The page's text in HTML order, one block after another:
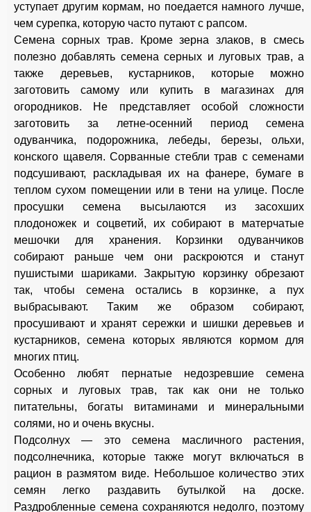
уступает другим кормам, но поедается намного лучше,
чем сурепка, которую часто путают с рапсом.
Семена сорных трав. Кроме зерна злаков, в смесь
полезно добавлять семена серных и луговых трав, а
также деревьев, кустарников, которые можно
заготовить самому или купить в магазинах для
огородников. Не представляет особой сложности
заготовить за летне-осенний период семена
одуванчика, подорожника, лебеды, березы, ольхи,
конского щавеля. Сорванные стебли трав с семенами
подсушивают, раскладывая их на фанере, бумаге в
теплом сухом помещении или в тени на улице. После
просушки семена высылаются из засохших
плодоножек и соцветий, их собирают в матерчатые
мешочки для хранения. Корзинки одуванчиков
собирают раньше чем они раскроются и станут
пушистыми шариками. Закрытую корзинку обрезают
так, чтобы семена остались в корзинке, а пух
выбрасывают. Таким же образом собирают,
просушивают и хранят сережки и шишки деревьев и
кустарников, семена которых являются кормом для
многих птиц.
Особенно любят пернатые недозревшие семена
сорных и луговых трав, так как они не только
питательны, богаты витаминами и минеральными
солями, но и очень вкусны.
Подсолнух — это семена масличного растения,
подсолнечника, которые также могут включаться в
рацион в размятом виде. Небольшое количество этих
семян легко раздавить бутылкой на доске.
Раздробленные семена сохраняются недолго, поэтому